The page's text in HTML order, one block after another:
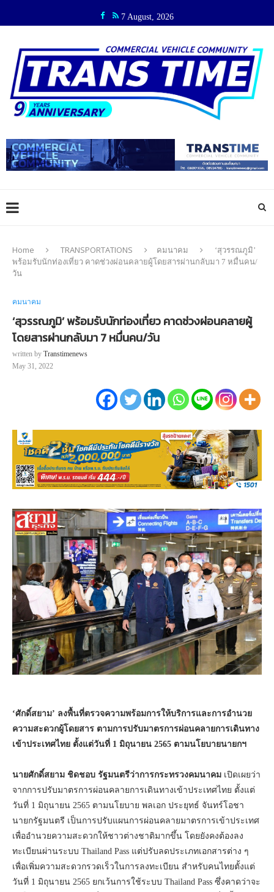
7 August, 2026
Home TRANSPORTATIONS คมนาคม
‘สุวรรณภูมิ’
พร้อมรับนักท่องเที่ยว คาดช่วงผ่อนคลายผู้โดยสารผ่านกลับมา 7 หมื่นคน/
วัน
คมนาคม
‘สุวรรณภูมิ’ พร้อมรับนักท่องเที่ยว คาดช่วงผ่อนคลายผู้
โดยสารผ่านกลับมา 7 หมื่นคน/วัน
written by Transtimenews
May 31, 2022
‘ศักดิ์สยาม’ ลงพื้นที่ตรวจความพร้อมการให้บริการและการอำนวย
ความสะดวกผู้โดยสาร ตามการปรับมาตรการผ่อนคลายการเดินทาง
เข้าประเทศไทย ตั้งแต่วันที่ 1 มิถุนายน 2565 ตามนโยบายนายกฯ
นายศักดิ์สยาม ชิดชอบ รัฐมนตรีว่าการกระทรวงคมนาคม เปิดเผยว่า
จากการปรับมาตรการผ่อนคลายการเดินทางเข้าประเทศไทย ตั้งแต่
วันที่ 1 มิถุนายน 2565 ตามนโยบาย พลเอก ประยุทธ์ จันทร์โอชา
นายกรัฐมนตรี เป็นการปรับแผนการผ่อนคลายมาตรการเข้าประเทศ
เพื่ออำนวยความสะดวกให้ชาวต่างชาติมากขึ้น โดยยังคงต้องลง
ทะเบียนผ่านระบบ Thailand Pass แต่ปรับลดประเภทเอกสารต่าง ๆ
เพื่อเพิ่มความสะดวกรวดเร็วในการลงทะเบียน สำหรับคนไทยตั้งแต่
วันที่ 1 มิถุนายน 2565 ยกเว้นการใช้ระบบ Thailand Pass ซึ่งคาดว่าจะ